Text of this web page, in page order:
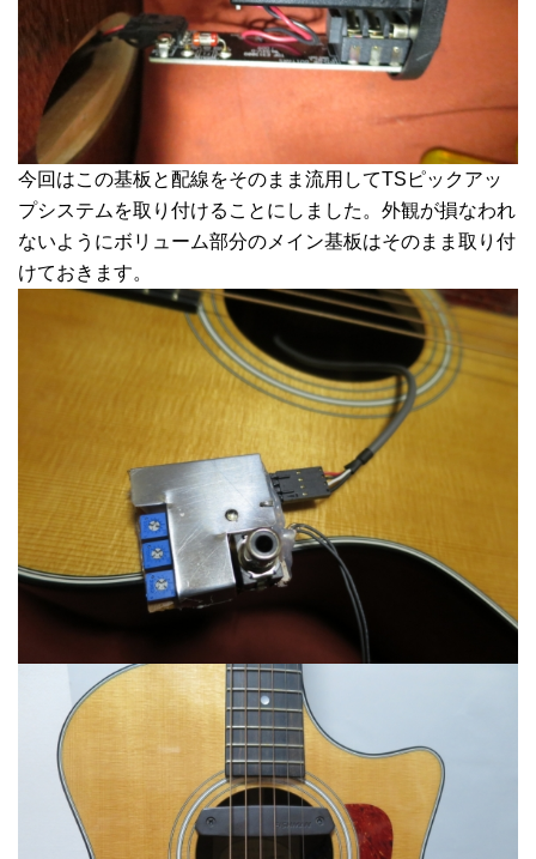
今回はこの基板と配線をそのまま流用してTSピックアッ
プシステムを取り付けることにしました。外観が損なわれ
ないようにボリューム部分のメイン基板はそのまま取り付
けておきます。